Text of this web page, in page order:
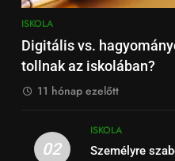
ISKOLA
Digitális vs.
tollnak az iskolában?
11 hónap ezelőtt
02
ISKOLA
Személyre